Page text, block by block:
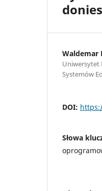
Waldemar
Uniwersytet
Systemów
DOI:
Słowa